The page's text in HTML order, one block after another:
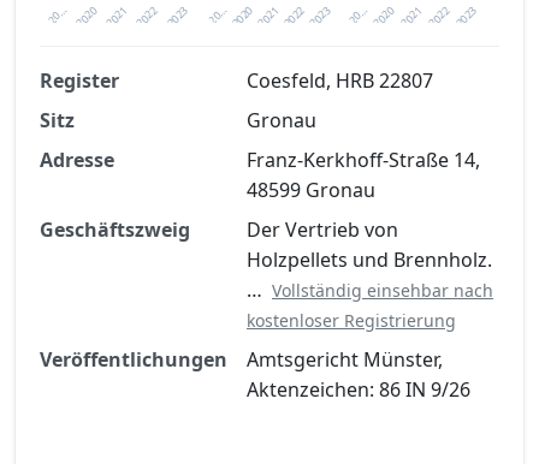
20… 2021 2023
2020 2022 20… 2021 2023
2020 2022 20… 2021 2023
2020 2022
Finanzkennzahlen nach kostenloser
Registrierung verfügbar
Jetzt kostenlos registrieren
Register
Coesfeld, HRB 22807
Sitz
Gronau
Adresse
Franz-Kerkhoff-Straße 14,
48599 Gronau
Geschäftszweig
Der Vertrieb von
Holzpellets und Brennholz.
… Vollständig einsehbar nach
kostenloser Registrierung
Veröffentlichungen
Amtsgericht Münster,
Aktenzeichen: 86 IN 9/26